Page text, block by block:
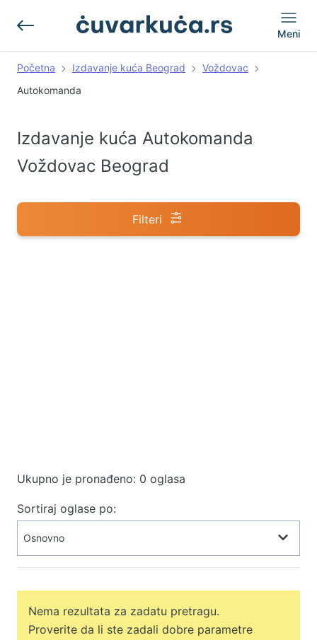
Meni
Početna Izdavanje kuća Beograd
Voždovac
Autokomanda
Izdavanje kuća Autokomanda
Voždovac Beograd
Filteri
Ukupno je pronađeno: 0 oglasa
Sortiraj oglase po:
Nema rezultata za zadatu pretragu.
Proverite da li ste zadali dobre parametre